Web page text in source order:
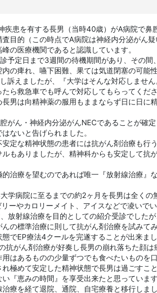
疾患を有する長男（当時40歳）がA病院で鼻
目的（この時点でA病院は神経内分泌がん
の医療機関であると認識しています。
予定日まで3週間の待機期間があり、その
内の痺れ、嚥下困難、果ては気道閉塞の可能
訴えましたが、『大学はそんな対応しませ
ら救急車でも呼んで対応してもらってくだ
男は向精神薬の服用もままならず日に日に
がん・神経内分泌がんNECであることが確
ないと告げられました。
定な精神状態の患者には抗がん剤治療も行
もありましたが、精神科からも安定して抗
的治療を望むのであれば唯一『放射線治療
学病院に至るまでの約2ヶ月を長男は全く
ーやカロリーメイト、アイスなどで凌いでい
放射線治療を目的としての紹介受診でした
んの標準治療に則して抗がん剤治療を試みて
でEP療法4クールを完遂することが出来まし
抗がん剤治療が好奏し長男の崩れ落ちた顔は
はあるものの少量ずつでも食べたいものを
れ極めて安定した精神状態で長男は過ごす
『恵みの時間』を享受出来たと思っています
治療を経て退院、通院、自宅療養と移行しま